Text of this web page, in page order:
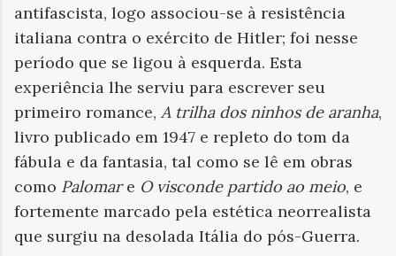
antifascista, logo associou-se à resistência
italiana contra o exército de Hitler; foi nesse
período que se ligou à esquerda. Esta
experiência lhe serviu para escrever seu
primeiro romance, A trilha dos ninhos de aranha,
livro publicado em 1947 e repleto do tom da
fábula e da fantasia, tal como se lê em obras
como Palomare O visconde partido ao meio, e
fortemente marcado pela estética neorrealista
que surgiu na desolada Itália do pós-Guerra.